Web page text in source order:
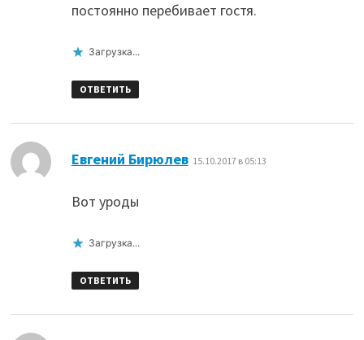
постоянно перебивает гостя.
Загрузка...
ОТВЕТИТЬ
Евгений Бирюлев: 15.10.2017 в 05:13
Вот уроды
Загрузка...
ОТВЕТИТЬ